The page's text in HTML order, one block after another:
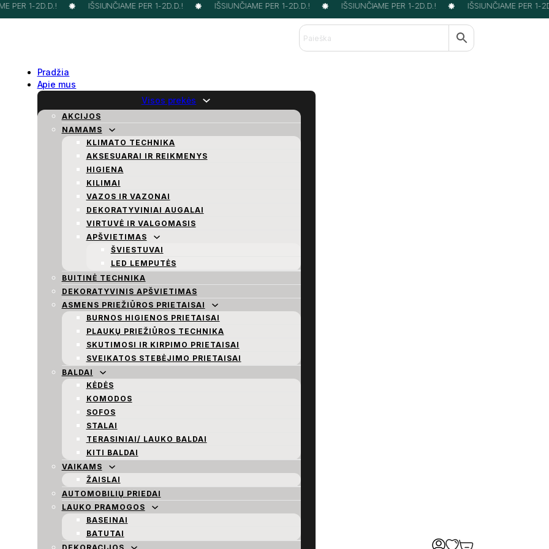
PER 1-2D.D.! IŠSIUNČIAME PER 1-2D.D.! IŠSIUNČIAME PER 1-2D.D.! IŠSIUNČIAME PER 1-2D.D.! IŠSIUNČIAME PER 1-
Pradžia
Apie mus
Visos prekės
AKCIJOS
NAMAMS
KLIMATO TECHNIKA
AKSESUARAI IR REIKMENYS
HIGIENA
KILIMAI
VAZOS IR VAZONAI
DEKORATYVINIAI AUGALAI
VIRTUVĖ IR VALGOMASIS
APŠVIETIMAS
ŠVIESTUVAI
LED LEMPUTĖS
BUITINĖ TECHNIKA
DEKORATYVINIS APŠVIETIMAS
ASMENS PRIEŽIŪROS PRIETAISAI
BURNOS HIGIENOS PRIETAISAI
PLAUKŲ PRIEŽIŪROS TECHNIKA
SKUTIMOSI IR KIRPIMO PRIETAISAI
SVEIKATOS STEBĖJIMO PRIETAISAI
BALDAI
KĖDĖS
KOMODOS
SOFOS
STALAI
TERASINIAI/ LAUKO BALDAI
KITI BALDAI
VAIKAMS
ŽAISLAI
AUTOMOBILIŲ PRIEDAI
LAUKO PRAMOGOS
BASEINAI
BATUTAI